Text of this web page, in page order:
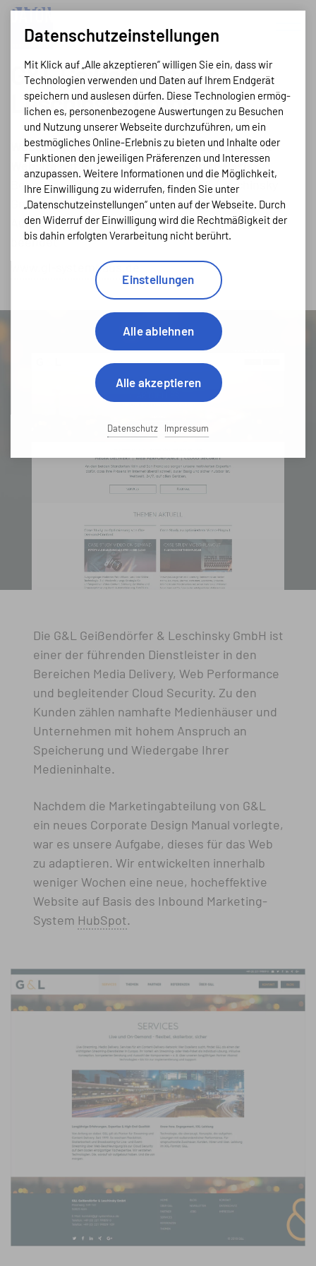
Webdesign und Programmierung der Business
Website auf Bootstrap- und HubSpot-Basis
G&L Geißendörfer &
Leschinsky GmbH
Beauftragt von: G&L Geißendörfer & Leschinsky
GmbH, Köln
August 2017, Launch: Oktober 2017, Projektdauer:
beendet
www.gl-systemhaus.de
Die G&L Geißendörfer & Leschinsky GmbH ist
einer der führenden Dienstleister in den
Bereichen Media Delivery, Web Performance
und begleitender Cloud Security. Zu den
Kunden zählen namhafte Medienhäuser und
Unternehmen mit hohem Anspruch an
Speicherung und Wiedergabe Ihrer
Medieninhalte.
Nachdem die Marketingabteilung von G&L
ein neues Corporate Design Manual vorlegte,
war es unsere Aufgabe, dieses für das Web
zu adaptieren. Wir entwickelten innerhalb
weniger Wochen eine neue, hocheffektive
Website auf Basis des Inbound Marketing-
System HubSpot.
Datenschutz­einstellungen
Mit Klick auf „Alle akzeptieren” willigen Sie ein, dass wir
Techno­logien verwenden und Daten auf Ihrem Endgerät
speichern und auslesen dürfen. Diese Techno­logien ermög­
lichen es, personen­bezo­gene Aus­wertungen zu Besuchen
und Nutzung unserer Webseite durch­zu­führen, um ein
bestmögli­ches Online-Erlebnis zu bieten und Inhalte oder
Funktionen den jeweiligen Präferenzen und Inte­ressen
anzupassen. Weitere Informationen und die Mög­lich­keit,
Ihre Ein­willigung zu widerrufen, finden Sie unter
„Datenschutz­einstellungen“ unten auf der Webseite. Durch
den Widerruf der Ein­willigung wird die Recht­mäßig­keit der
bis dahin erfolgten Verarbeitung nicht berührt.
Datenschutz Impressum
Alle ablehnen
Alle akzeptieren
Einstellungen